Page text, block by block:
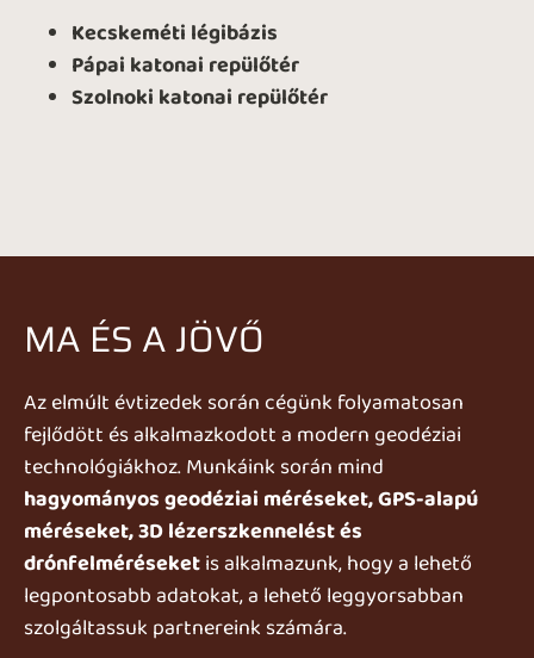
Kecskeméti légibázis
Pápai katonai repülőtér
Szolnoki katonai repülőtér
MA ÉS A JÖVŐ
Az elmúlt évtizedek során cégünk folyamatosan
fejlődött és alkalmazkodott a modern geodéziai
technológiákhoz. Munkáink során mind
hagyományos geodéziai méréseket, GPS-alapú
méréseket, 3D lézerszkennelést és
drónfelméréseketis alkalmazunk, hogy a lehető
legpontosabb adatokat, a lehető leggyorsabban
szolgáltassuk partnereink számára.